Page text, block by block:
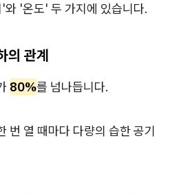
'온도' 두 가지에 있습니다.
의 관계
80%를 넘나듭니다.
번 열 때마다 다량의 습한 공기